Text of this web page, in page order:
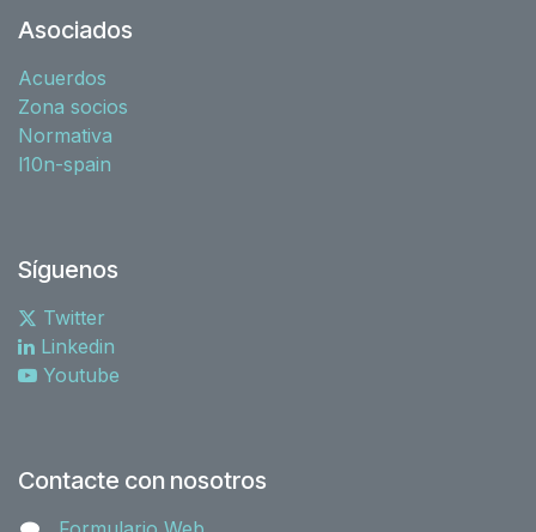
Asociados
Acuerdos
Zona socios
Normativa
l10n-spain
Síguenos
Twitter
Linkedin
Youtube
Contacte con nosotros